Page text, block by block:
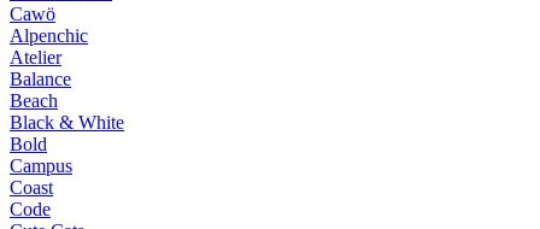
Cawö
Alpenchic
Atelier
Balance
Beach
Black & White
Bold
Campus
Coast
Code